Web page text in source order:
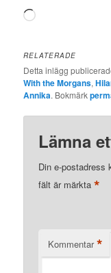
Laddar
RELATERADE
Detta inlägg
With the Morgans,
Annika. Bokmärk
Lämna
Din e-postadress
fält är märkta*
Kommentar *